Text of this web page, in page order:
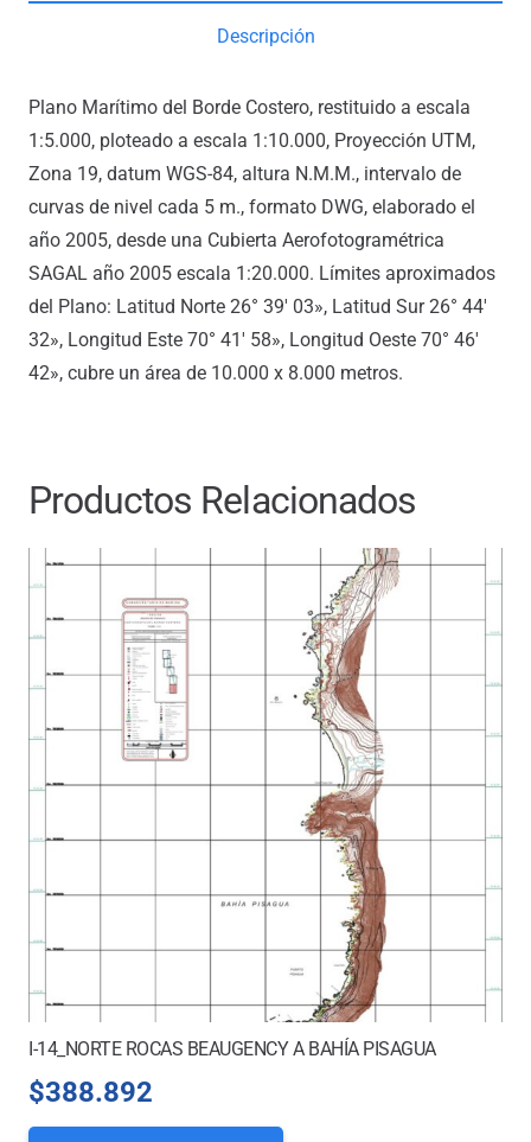
Descripción
Plano Marítimo del Borde Costero, restituido a escala
1:5.000, ploteado a escala 1:10.000, Proyección UTM,
Zona 19, datum WGS-84, altura N.M.M., intervalo de
curvas de nivel cada 5 m., formato DWG, elaborado el
año 2005, desde una Cubierta Aerofotogramétrica
SAGAL año 2005 escala 1:20.000. Límites aproximados
del Plano: Latitud Norte 26° 39′ 03», Latitud Sur 26° 44′
32», Longitud Este 70° 41′ 58», Longitud Oeste 70° 46′
42», cubre un área de 10.000 x 8.000 metros.
Productos Relacionados
I-14_NORTE ROCAS BEAUGENCY A BAHÍA PISAGUA
$388.892